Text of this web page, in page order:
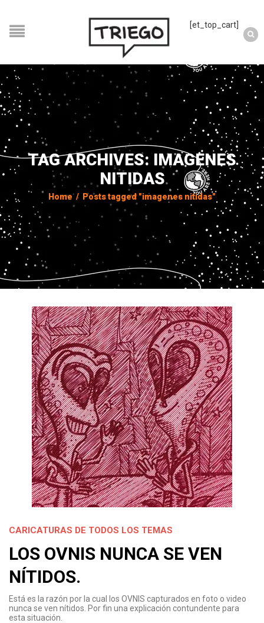
[et_top_cart]
TAG ARCHIVES: IMAGENES
NITIDAS
Home / Posts tagged "imagenes nitidas"
CARICATURAS DE TODOS LOS TEMAS
LOS OVNIS NUNCA SE VEN
NÍTIDOS.
Está es la razón por la cual los OVNIS capturados en foto o video
nunca se ven nítidos. Por fin una explicación contundente para
esta situación.